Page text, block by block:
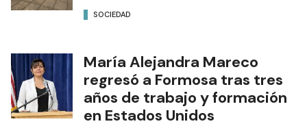
SOCIEDAD
María Alejandra Mareco
regresó a Formosa tras tres
años de trabajo y formación
en Estados Unidos